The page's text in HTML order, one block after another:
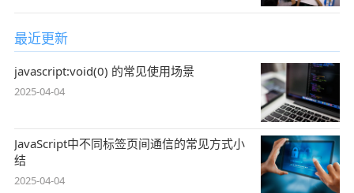
最近更新
javascript:void(0) 的常见使用场景
2025-04-04
JavaScript中不同标签页间通信的常见方式小
结
2025-04-04